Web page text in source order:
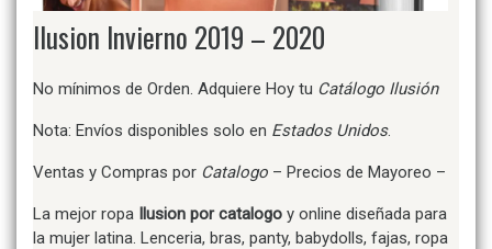
Ilusion Invierno 2019 – 2020
No mínimos de Orden. Adquiere Hoy tu Catálogo Ilusión
Nota: Envíos disponibles solo en Estados Unidos.
Ventas y Compras por Catalogo – Precios de Mayoreo –
La mejor ropa Ilusion por catalogo y online diseñada para
la mujer latina. Lenceria, bras, panty, babydolls, fajas, ropa